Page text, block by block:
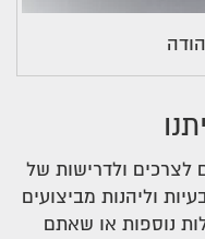
ולדרישות של
וליהנות מביצועים
נוספות או שאתם